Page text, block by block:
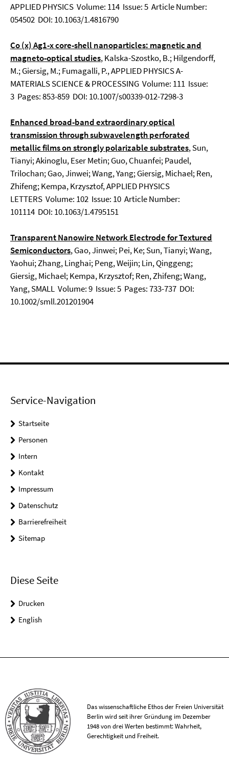
APPLIED PHYSICS Volume: 114 Issue: 5 Article Number:
054502 DOI: 10.1063/1.4816790
Co (x) Ag1-x core-shell nanoparticles: magnetic and
magneto-optical studies, Kalska-Szostko, B.; Hilgendorff,
M.; Giersig, M.; Fumagalli, P., APPLIED PHYSICS A-
MATERIALS SCIENCE & PROCESSING Volume: 111 Issue:
3 Pages: 853-859 DOI: 10.1007/s00339-012-7298-3
Enhanced broad-band extraordinary optical
transmission through subwavelength perforated
metallic films on strongly polarizable substrates, Sun,
Tianyi; Akinoglu, Eser Metin; Guo, Chuanfei; Paudel,
Trilochan; Gao, Jinwei; Wang, Yang; Giersig, Michael; Ren,
Zhifeng; Kempa, Krzysztof, APPLIED PHYSICS
LETTERS Volume: 102 Issue: 10 Article Number:
101114 DOI: 10.1063/1.4795151
Transparent Nanowire Network Electrode for Textured
Semiconductors, Gao, Jinwei; Pei, Ke; Sun, Tianyi; Wang,
Yaohui; Zhang, Linghai; Peng, Weijin; Lin, Qinggeng;
Giersig, Michael; Kempa, Krzysztof; Ren, Zhifeng; Wang,
Yang, SMALL Volume: 9 Issue: 5 Pages: 733-737 DOI:
10.1002/smll.201201904
Service-Navigation
Startseite
Personen
Intern
Kontakt
Impressum
Datenschutz
Barrierefreiheit
Sitemap
Diese Seite
Drucken
English
Das wissenschaftliche Ethos der Freien Universität
Berlin wird seit ihrer Gründung im Dezember
1948 von drei Werten bestimmt: Wahrheit,
Gerechtigkeit und Freiheit.